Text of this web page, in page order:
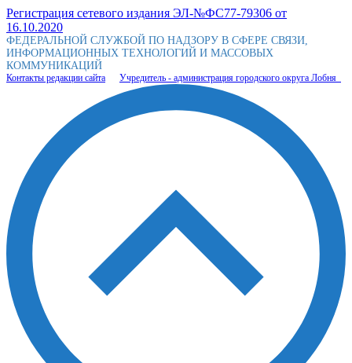
Регистрация сетевого издания ЭЛ-№ФС77-79306 от
16.10.2020
ФЕДЕРАЛЬНОЙ СЛУЖБОЙ ПО НАДЗОРУ В СФЕРЕ СВЯЗИ,
ИНФОРМАЦИОННЫХ ТЕХНОЛОГИЙ И МАССОВЫХ
КОММУНИКАЦИЙ
Контакты редакции сайта Учредитель - администрация городского округа Лобня